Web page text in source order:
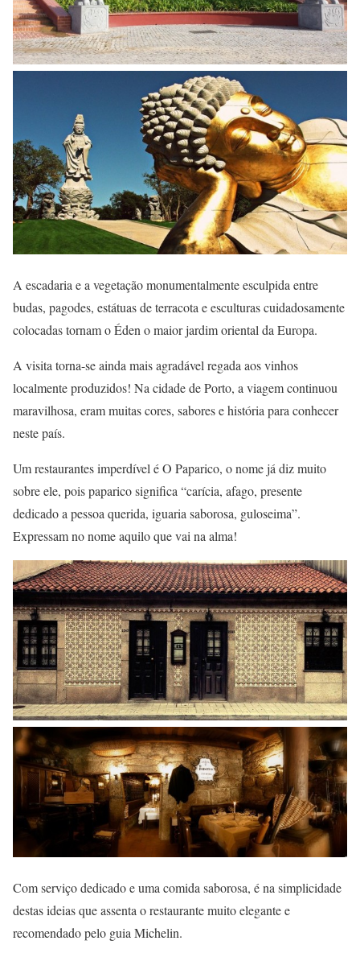
A escadaria e a vegetação monumentalmente esculpida entre
budas, pagodes, estátuas de terracota e esculturas cuidadosamente
colocadas tornam o Éden o maior jardim oriental da Europa.
A visita torna-se ainda mais agradável regada aos vinhos
localmente produzidos! Na cidade de Porto, a viagem continuou
maravilhosa, eram muitas cores, sabores e história para conhecer
neste país.
Um restaurantes imperdível é O Paparico, o nome já diz muito
sobre ele, pois paparico significa “carícia, afago, presente
dedicado a pessoa querida, iguaria saborosa, guloseima”.
Expressam no nome aquilo que vai na alma!
Com serviço dedicado e uma comida saborosa, é na simplicidade
destas ideias que assenta o restaurante muito elegante e
recomendado pelo guia Michelin.